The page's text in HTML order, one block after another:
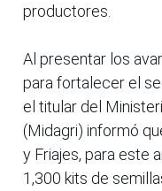
productores.
Al presentar los
para fortalecer el
el titular del
(Midagri) informó
y Friajes, para este
1,300 kits de